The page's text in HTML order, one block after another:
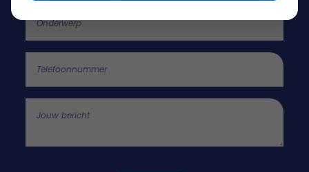
Onderwerp
Telefoonnummer
Jouw bericht